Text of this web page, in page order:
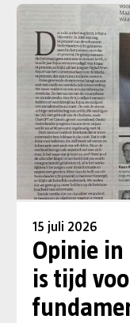
15 juli 2026
Opinie in
is tijd